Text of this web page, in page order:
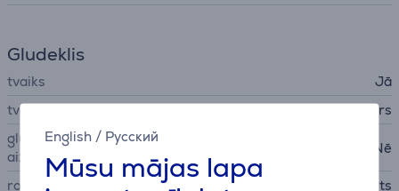
English / Русский
Mūsu mājas lapa
Gludeklis
tvaiks
Jā
tvaika sistēmas tips
stacionārs
gludināšanas virsmas
aizsargs
Nē
rokturis atvērts